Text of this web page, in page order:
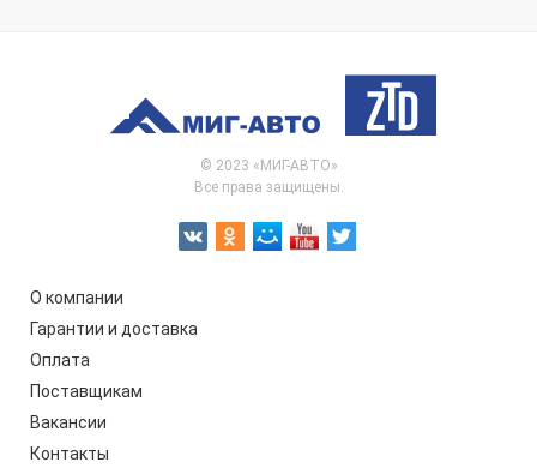
© 2023 «МИГ-АВТО»
Все права защищены.
О компании
Гарантии и доставка
Оплата
Поставщикам
Вакансии
Контакты